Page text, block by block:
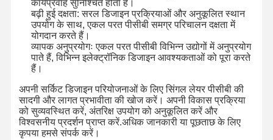
कीपैड झिल्ली स्विच
झिल्ली पैनल स्विच
ग्राफिक ओवरले
पीईटी सर्किट
प्रकाश मार्गदर्शक फिल्म
कार्यप्रवाह सुनिश्चित होता है।
बढ़ी हुई दक्षता: सरल डिजाइन प्रक्रियाओं और अनुकूलित स्थान
उपयोग के साथ, एकल परत पीसीबी समग्र परिचालन दक्षता में
योगदान करते हैं।
व्यापक अनुप्रयोगः एकल परत पीसीबी विभिन्न उद्योगों में अनुप्रयोग
पाते हैं, विभिन्न इलेक्ट्रॉनिक डिजाइन आवश्यकताओं को पूरा करते
हैं।
अपनी सर्किट डिजाइन परियोजनाओं के लिए सिंगल लेयर पीसीबी की
सादगी और लागत प्रभावीता की खोज करें। अपनी विकास प्रक्रिया
को सुव्यवस्थित करें, अंतरिक्ष उपयोग को अनुकूलित करें और
विश्वसनीय प्रदर्शन प्राप्त करें.अधिक जानकारी या पूछताछ के लिए
कृपया हमसे संपर्क करें।